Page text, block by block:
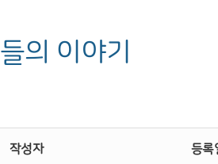
의 이야기
작성자 등록